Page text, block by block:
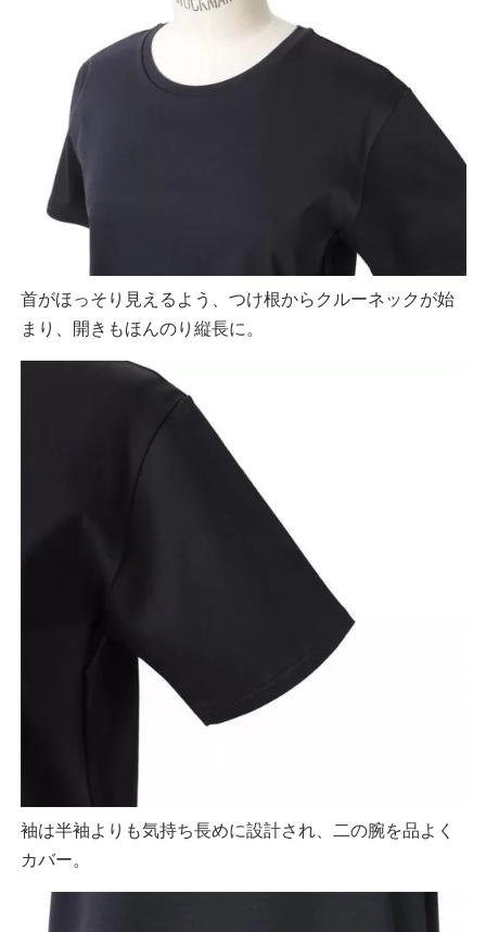
首がほっそり見えるよう、つけ根からクルーネックが始
まり、開きもほんのり縦長に。
袖は半袖よりも気持ち長めに設計され、二の腕を品よく
カバー。